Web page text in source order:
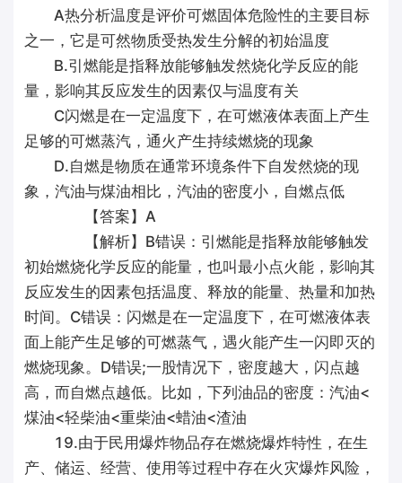
A热分析温度是评价可燃固体危险性的主要目标
之一，它是可然物质受热发生分解的初始温度
B.引燃能是指释放能够触发然烧化学反应的能
量，影响其反应发生的因素仅与温度有关
C闪燃是在一定温度下，在可燃液体表面上产生
足够的可燃蒸汽，通火产生持续燃烧的现象
D.自燃是物质在通常环境条件下自发然烧的现
象，汽油与煤油相比，汽油的密度小，自燃点低
【答案】A
【解析】B错误：引燃能是指释放能够触发
初始燃烧化学反应的能量，也叫最小点火能，影响其
反应发生的因素包括温度、释放的能量、热量和加热
时间。C错误：闪燃是在一定温度下，在可燃液体表
面上能产生足够的可燃蒸气，遇火能产生一闪即灭的
燃烧现象。D错误;一股情况下，密度越大，闪点越
高，而自燃点越低。比如，下列油品的密度：汽油<
煤油<轻柴油<重柴油<蜡油<渣油
19.由于民用爆炸物品存在燃烧爆炸特性，在生
产、储运、经营、使用等过程中存在火灾爆炸风险，